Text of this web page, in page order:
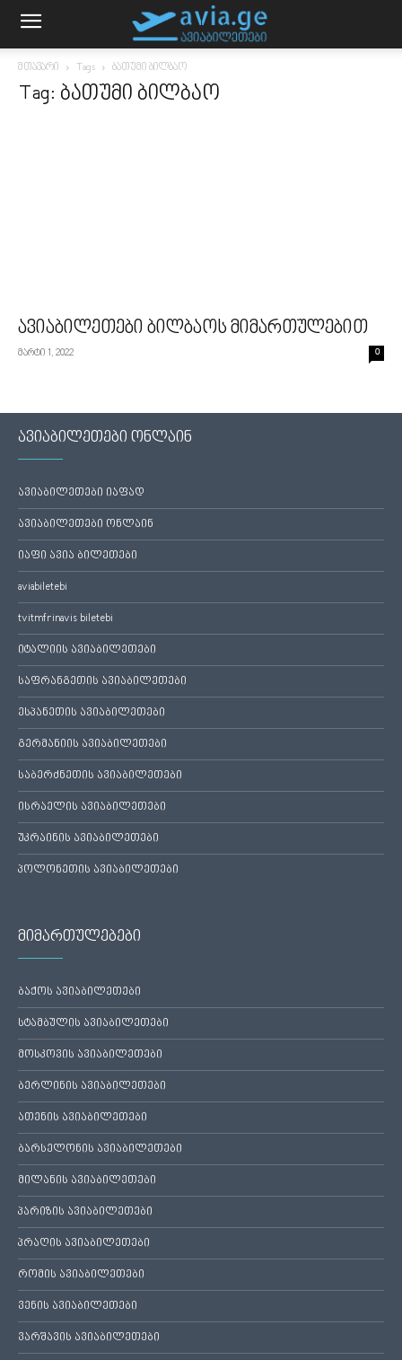
მთავარი Tags ბათუმი ბილბაო
Tag: ბათუმი ბილბაო
ავიაბილეთები ბილბაოს მიმართულებით
მარტი 1, 2022 0
ავიაბილეთები ონლაინ
ავიაბილეთები იაფად
ავიაბილეთები ონლაინ
იაფი ავია ბილეთები
aviabiletebi
tvitmfrinavis biletebi
იტალიის ავიაბილეთები
საფრანგეთის ავიაბილეთები
ესპანეთის ავიაბილეთები
გერმანიის ავიაბილეთები
საბერძნეთის ავიაბილეთები
ისრაელის ავიაბილეთები
უკრაინის ავიაბილეთები
პოლონეთის ავიაბილეთები
მიმართულებები
ბაქოს ავიაბილეთები
სტამბულის ავიაბილეთები
მოსკოვის ავიაბილეთები
ბერლინის ავიაბილეთები
ათენის ავიაბილეთები
ბარსელონის ავიაბილეთები
მილანის ავიაბილეთები
პარიზის ავიაბილეთები
პრაღის ავიაბილეთები
რომის ავიაბილეთები
ვენის ავიაბილეთები
ვარშავის ავიაბილეთები